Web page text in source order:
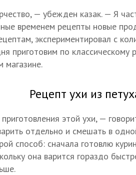
— убежден казак. — Я
временем рецепты новые
экспериментировал с
приготовим по классическому
магазине.
Рецепт ухи из
этой ухи, —
отдельно и смешать в
способ: сначала готовлю
она варится гораздо